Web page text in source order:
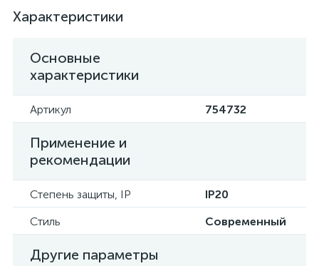
Характеристики
Основные
характеристики
Артикул 754732
Применение и
рекомендации
Степень защиты, IP
IP20
Стиль
Современный
Другие параметры